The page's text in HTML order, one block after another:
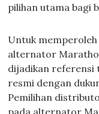
pilihan utama bagi
Untuk
alternator
dijadikan referensi
resmi dengan
Pemilihan